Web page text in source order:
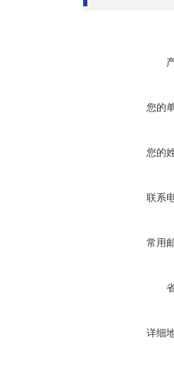
您的
您的
联系
常用
详细